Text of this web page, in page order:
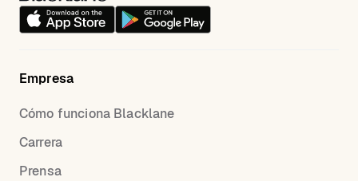
Empresa
Cómo funciona Blacklane
Carrera
Prensa